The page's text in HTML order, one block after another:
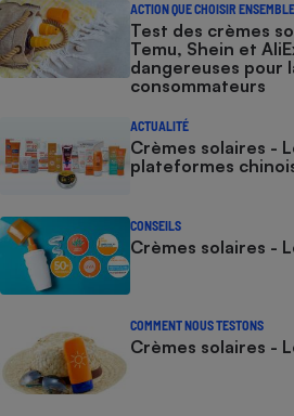
ACTION QUE CHOISIR ENSEMBLE
Test des crèmes
Temu, Shein et
dangereuses pour
consommateurs
ACTUALITÉ
Crèmes solaires -
plateformes
CONSEILS
Crèmes solaires -
COMMENT NOUS TESTONS
Crèmes solaires -